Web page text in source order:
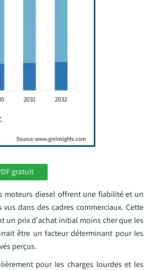
gratuit
moteurs diesel offrent une fiabilité et un
dans des cadres commerciaux. Cette
un prix d'achat initial moins cher que les
être un facteur déterminant pour les
perçus.
pour les charges lourdes et les